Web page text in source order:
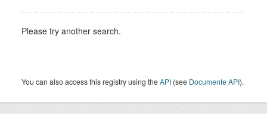
Please try another search.
You can also access this registry using theAPI (see Documente API).